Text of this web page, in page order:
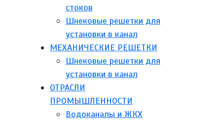
стоков
Шнековые решетки для
установки в канал
МЕХАНИЧЕСКИЕ РЕШЕТКИ
Шнековые решетки для
установки в канал
ОТРАСЛИ
ПРОМЫШЛЕННОСТИ
Водоканалы и ЖКХ